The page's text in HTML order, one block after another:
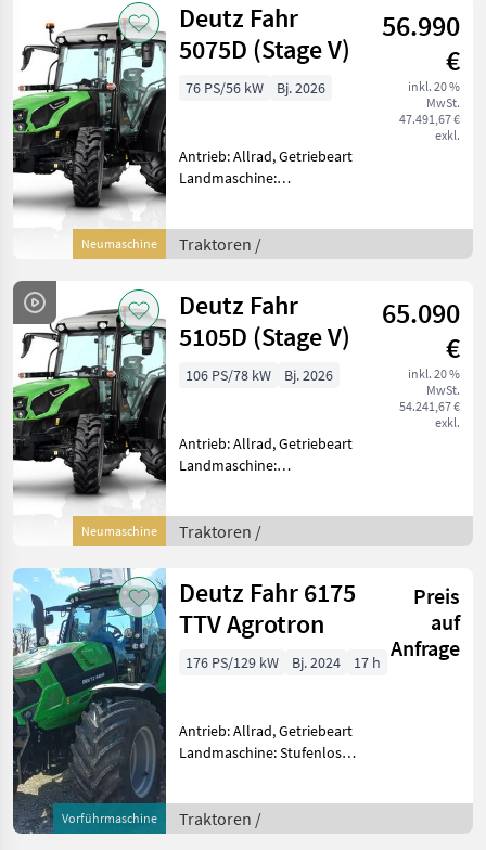
km/h: 40 km/h, Aufladung:
Turbola
Neumaschine
Deutz Fahr
5075D (Stage V)
56.990
€
inkl. 20 %
MwSt.
47.491,67 €
exkl.
76 PS/56 kW Bj. 2026
Antrieb: Allrad, Getriebeart
Landmaschine:
Zapfwellendrehzahl:
540/540E/1000,
km/h: 40 km/h, Aufladung:
Tu
Traktoren /
Neumaschine
Deutz Fahr
5105D (Stage V)
65.090
€
inkl. 20 %
MwSt.
54.241,67 €
exkl.
106 PS/78 kW Bj. 2026
Antrieb: Allrad, Getriebeart
Landmaschine:
Zapfwellendrehzahl:
540/540E/1000,
km/h: 40 km/h, Aufladung:
Tu
Traktoren /
Vorführmaschine
Deutz Fahr 6175
TTV Agrotron
Preis
auf
Anfrage
176 PS/129 kW Bj. 2024 17 h
Antrieb: Allrad, Getriebeart
Landmaschine: Stufenloses
540/540E/1000/1000E,
Höchstgeschwindigkeit in
Traktoren /